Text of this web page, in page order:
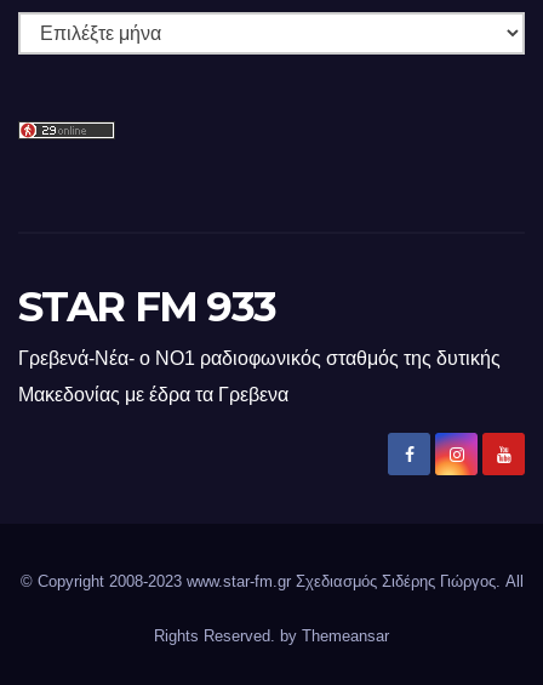
Ιστορικό
STAR FM 933
Γρεβενά-Νέα- ο ΝΟ1 ραδιοφωνικός σταθμός της δυτικής
Μακεδονίας με έδρα τα Γρεβενα
© Copyright 2008-2023 www.star-fm.gr Σχεδιασμός Σιδέρης Γιώργος. All
Rights Reserved. by Themeansar